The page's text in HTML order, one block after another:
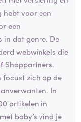
hebt voor een
een
in dat genre. De
webwinkels die
Shoppartners.
focust zich op de
In
artikelen in
baby’s vind je